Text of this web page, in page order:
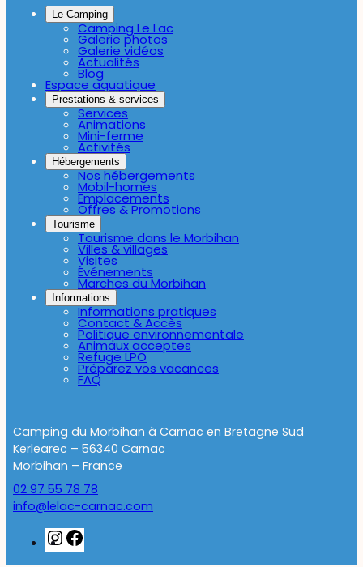
Le Camping
Camping Le Lac
Galerie photos
Galerie vidéos
Actualités
Blog
Espace aquatique
Prestations & services
Services
Animations
Mini-ferme
Activités
Hébergements
Nos hébergements
Mobil-homes
Emplacements
Offres & Promotions
Tourisme
Tourisme dans le Morbihan
Villes & villages
Visites
Événements
Marches du Morbihan
Informations
Informations pratiques
Contact & Accès
Politique environnementale
Animaux acceptes
Refuge LPO
Préparez vos vacances
FAQ
Camping du Morbihan à Carnac en Bretagne Sud
Kerlearec – 56340 Carnac
Morbihan – France
02 97 55 78 78
info@lelac-carnac.com
Instagram